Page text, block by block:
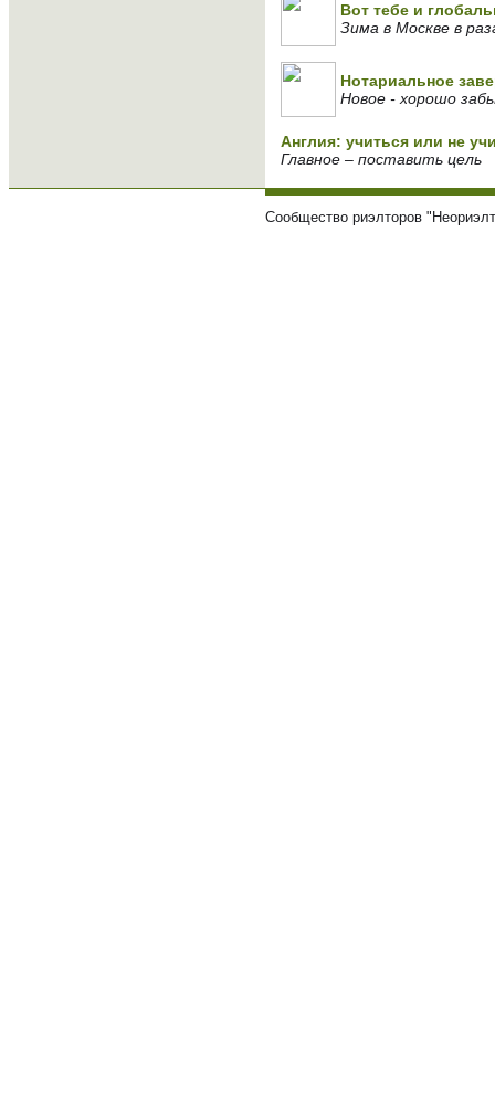
Вот тебе и
Зима в Москве в
Нотариальное
Новое - хорошо
Англия: учиться или не
Главное – поставить цель
Сообщество риэлторов